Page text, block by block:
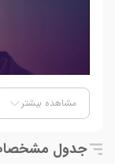
مشاهده بیشتر
جدول